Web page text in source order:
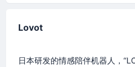
Lovot
日本研发的情感陪伴机器人，